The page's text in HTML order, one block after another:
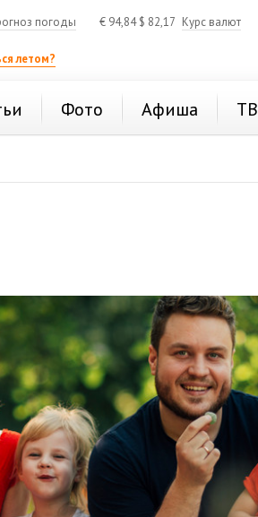
погоды € 94,84$ 82,17 Курс валют
летом?
Фото Афиша ТВ